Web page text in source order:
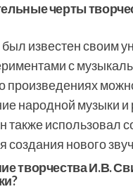
черты
известен своим
с
произведениях
народной музыки и
также использовал
создания нового
творчества И.В.